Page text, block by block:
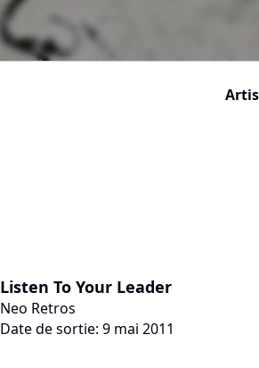
Listen To Your Leader
Neo Retros
Date de sortie: 9 mai 2011